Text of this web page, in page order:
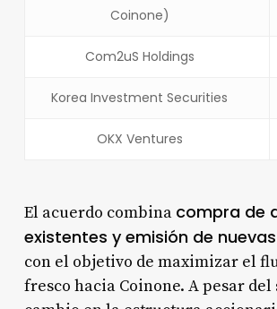
Coinone)
Com2uS Holdings
Korea Investment Securities
OKX Ventures
El acuerdo combina compra de
existentes y emisión de
con el objetivo de maximizar el
fresco hacia Coinone. A pesar